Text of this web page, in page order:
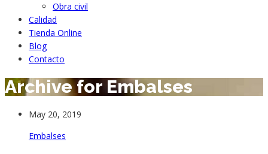
Obra civil
Calidad
Tienda Online
Blog
Contacto
Archive for Embalses
May 20, 2019
Embalses